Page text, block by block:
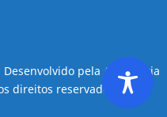
pela Assessoria
direitos reservados